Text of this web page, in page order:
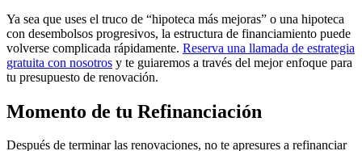
Ya sea que uses el truco de “hipoteca más mejoras” o una hipoteca
con desembolsos progresivos, la estructura de financiamiento puede
volverse complicada rápidamente. Reserva una llamada de estrategia
gratuita con nosotros y te guiaremos a través del mejor enfoque para
tu presupuesto de renovación.
Momento de tu Refinanciación
Después de terminar las renovaciones, no te apresures a refinanciar